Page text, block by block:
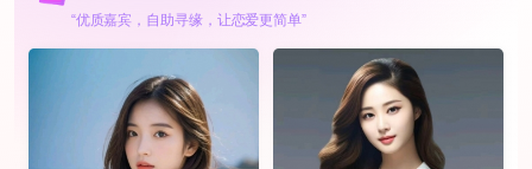
“优质嘉宾，自助寻缘，让恋爱更简单”